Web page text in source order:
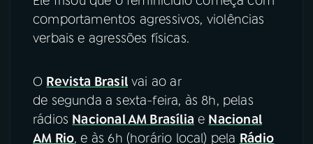
comportamentos agressivos, violências
verbais e agressões físicas.
O Revista Brasilvai ao ar
de segunda a sexta-feira, às 8h, pelas
rádios Nacional AM Brasília e Nacional
AM Rio, e às 6h (horário local) pela Rádio